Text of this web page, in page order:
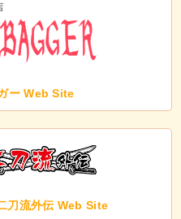
ー Web Site
刀流外伝 Web Site